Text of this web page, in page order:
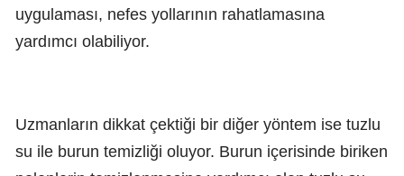
uygulaması, nefes yollarının rahatlamasına
yardımcı olabiliyor.
Uzmanların dikkat çektiği bir diğer yöntem ise tuzlu
su ile burun temizliği oluyor. Burun içerisinde biriken